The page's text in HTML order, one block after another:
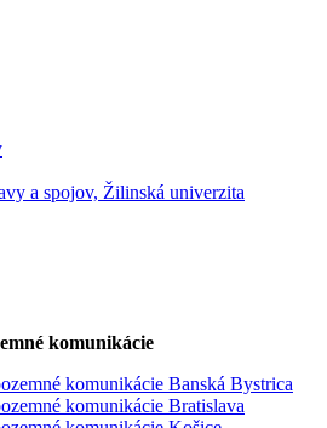
a spojov, Žilinská univerzita
komunikácie
komunikácie Banská Bystrica
komunikácie Bratislava